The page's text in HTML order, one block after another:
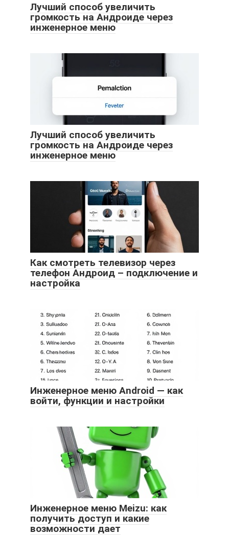
Лучший способ увеличить
громкость на Андроиде через
инженерное меню
Лучший способ увеличить
громкость на Андроиде через
инженерное меню
Как смотреть телевизор через
телефон Андроид – подключение и
настройка
Инженерное меню Android — как
войти, функции и настройки
Инженерное меню Meizu: как
получить доступ и какие
возможности дает